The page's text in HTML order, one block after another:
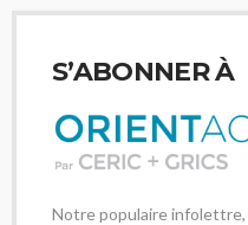
S’ABONNER À
Notre populaire infolettre,